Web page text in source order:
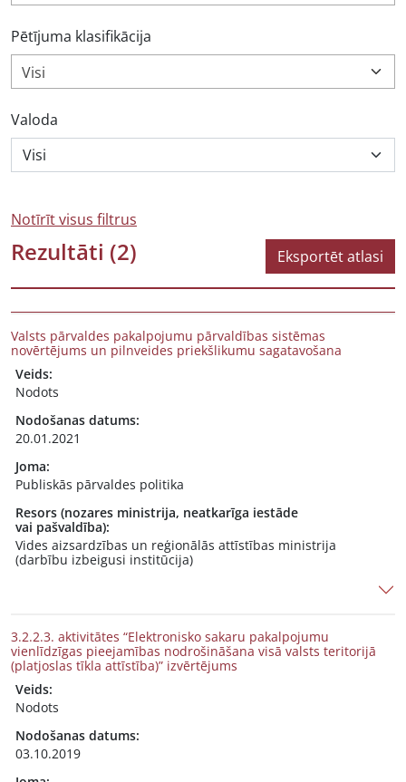
Pētījuma klasifikācija
Visi
Valoda
Notīrīt visus filtrus
Rezultāti (2) Eksportēt atlasi
Valsts pārvaldes pakalpojumu pārvaldības sistēmas
novērtējums un pilnveides priekšlikumu sagatavošana
Veids:
Nodots
Nodošanas datums:
20.01.2021
Joma:
Publiskās pārvaldes politika
Resors (nozares ministrija, neatkarīga iestāde
vai pašvaldība):
Vides aizsardzības un reģionālās attīstības ministrija
(darbību izbeigusi institūcija)
3.2.2.3. aktivitātes “Elektronisko sakaru pakalpojumu
vienlīdzīgas pieejamības nodrošināšana visā valsts teritorijā
(platjoslas tīkla attīstība)” izvērtējums
Veids:
Nodots
Nodošanas datums:
03.10.2019